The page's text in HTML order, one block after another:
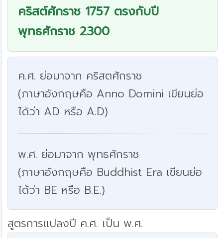
คริสต์ศักราช 1757 ตรงกับปี
พุทธศักราช 2300
ค.ศ. ย่อมาจาก คริสตศักราช
(ภาษาอังกฤษคือ Anno Domini เขียนย่อ
ได้ว่า AD หรือ A.D)
พ.ศ. ย่อมาจาก พุทธศักราช
(ภาษาอังกฤษคือ Buddhist Era เขียนย่อ
ได้ว่า BE หรือ B.E.)
สูตรการแปลงปี ค.ศ. เป็น พ.ศ.